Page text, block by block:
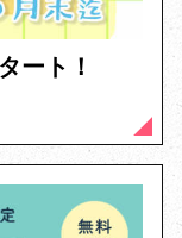
ート！